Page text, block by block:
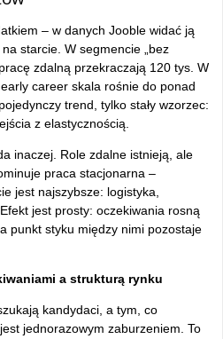
– w danych Jooble widać ją
starcie. W segmencie „bez
zdalną przekraczają 120 tys. W
career skala rośnie do ponad
trend, tylko stały wzorzec:
z elastycznością.
inaczej. Role zdalne istnieją, ale
praca stacjonarna –
jest najszybsze: logistyka,
jest prosty: oczekiwania rosną
punkt styku między nimi pozostaje
a strukturą rynku
kandydaci, a tym, co
jednorazowym zaburzeniem. To